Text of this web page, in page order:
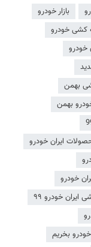
بازار خودرو
کشی خودرو
خودرو
بهمن
بهمن
ایران خودرو
خودرو
ایران خودرو ۹۹
بخریم